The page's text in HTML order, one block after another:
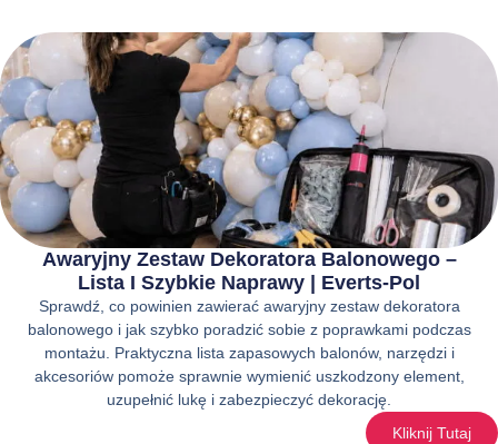
Awaryjny Zestaw Dekoratora Balonowego –
Lista I Szybkie Naprawy | Everts-Pol
Sprawdź, co powinien zawierać awaryjny zestaw dekoratora
balonowego i jak szybko poradzić sobie z poprawkami podczas
montażu. Praktyczna lista zapasowych balonów, narzędzi i
akcesoriów pomoże sprawnie wymienić uszkodzony element,
uzupełnić lukę i zabezpieczyć dekorację.
Kliknij Tutaj